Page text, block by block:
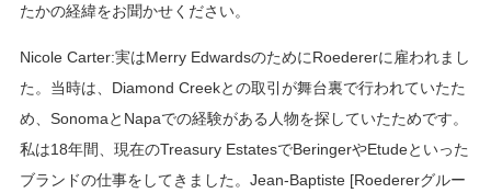
たかの経緯をお聞かせください。
Nicole Carter:実はMerry EdwardsのためにRoedererに雇われまし
た。当時は、Diamond Creekとの取引が舞台裏で行われていたた
め、SonomaとNapaでの経験がある人物を探していたためです。
私は18年間、現在のTreasury EstatesでBeringerやEtudeといった
ブランドの仕事をしてきました。Jean-Baptiste [Roedererグルー